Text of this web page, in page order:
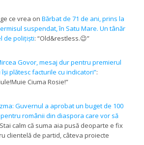
ce vrea onBărbat de 71 de ani, prins la
suspendat, în Satu Mare. Un tânăr
de polițiști: “Old&restless.😉”
Govor, mesaj dur pentru premierul
își plătesc facturile cu indicatori”:
Ciuma Rosie!”
Guvernul a aprobat un buget de 100
românii din diaspora care vor să
Stai calm că suma aia pusă deoparte e fix
clientelă de partid, câteva proiecte